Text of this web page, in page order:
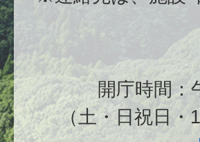
開庁時間：
（土・日祝日・